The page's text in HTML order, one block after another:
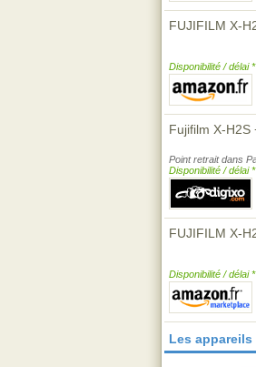
FUJIFILM X-
Disponibilité / délai
Fujifilm X-H2S
Point retrait dans
Disponibilité / délai
FUJIFILM X-
Disponibilité / délai
Les